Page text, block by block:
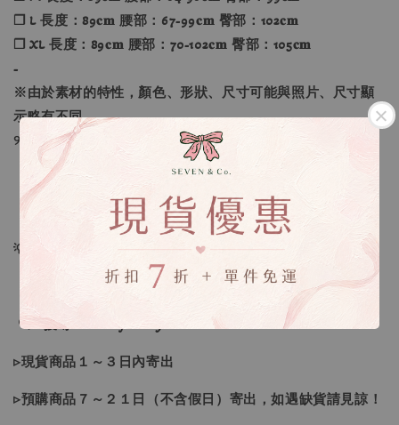
❐ L 長度：89𝐜𝐦 腰部：67-99𝐜𝐦 臀部：102𝐜𝐦
❐ XL 長度：89𝐜𝐦 腰部：70-102𝐜𝐦 臀部：105𝐜𝐦
-
※由於素材的特性，顏色、形狀、尺寸可能與照片、尺寸顯
示略有不同。
୨୧----*----*----*----*----*----*----*----*----୨୧
【款式】 ：黑色、棕色
【尺寸】 ：S、M、L、XL
💡訂單依照下單順序為主唷！
🔍IG搜尋：Sevenjewelry.co
▹現貨商品１～３日內寄出
▹預購商品７～２１日（不含假日）寄出，如遇缺貨請見諒！